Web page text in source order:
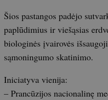
Šios pastangos padėjo
paplūdimius ir viešąsias
biologinės įvairovės
sąmoningumo skatinimo.
Iniciatyva vienija:
– Prancūzijos nacionalinę